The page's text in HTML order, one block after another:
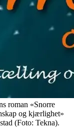
roman «Snorre
og kjærlighet»
(Foto: Tekna).